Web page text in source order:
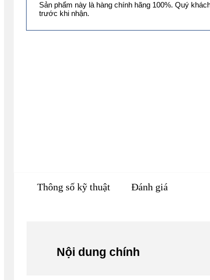
Sản phẩm này là hàng chính hãng 100%. Quý
trước khi nhận.
Thông số kỹ thuật Đánh giá
Nội dung chính